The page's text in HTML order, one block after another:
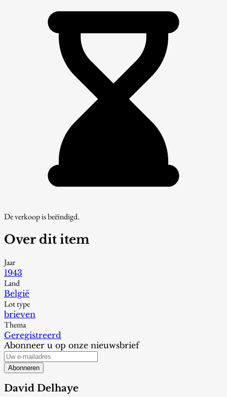
De verkoop is beëindigd.
Over dit item
Jaar
1943
Land
België
Lot type
brieven
Thema
Geregistreerd
Abonneer u op onze nieuwsbrief
Abonneren
David Delhaye